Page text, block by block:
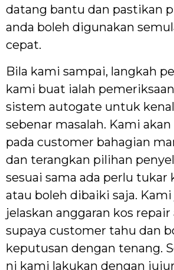
datang bantu dan pastikan
anda boleh digunakan
cepat.
Bila kami sampai, langkah
kami buat ialah
sistem autogate untuk
sebenar masalah. Kami
pada customer bahagian
dan terangkan pilihan
sesuai sama ada perlu tukar
atau boleh dibaiki saja.
jelaskan anggaran kos
supaya customer tahu dan
keputusan dengan tenang.
ni kami lakukan dengan